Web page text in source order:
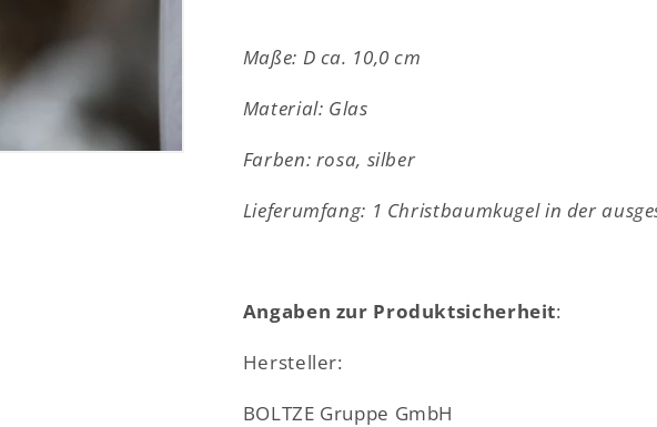
rosa
-
10
rosa
-
Maße: D ca. 10,0 cm
Material: Glas
Farben: rosa, silber
Lieferumfang: 1 Christbaumkugel in der
Angaben zur Produktsicherheit:
Hersteller:
BOLTZE Gruppe GmbH